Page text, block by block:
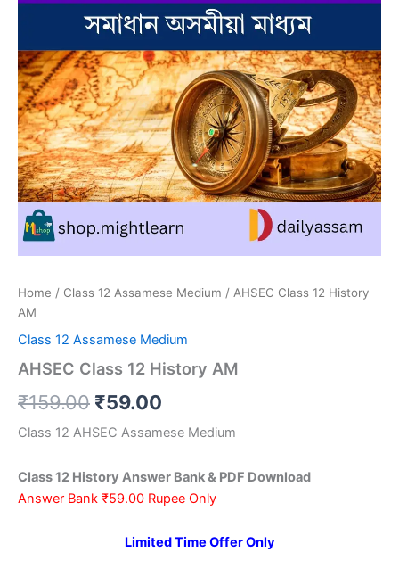
Home / Class 12 Assamese Medium / AHSEC Class 12 History
AM
Class 12 Assamese Medium
AHSEC Class 12 History AM
₹159.00 Original
price
₹159.00.
₹59.00
price
₹59.00.
Class 12 AHSEC Assamese Medium
Class 12 History Answer Bank & PDF Download
Answer Bank ₹59.00 Rupee Only
Limited Time Offer Only